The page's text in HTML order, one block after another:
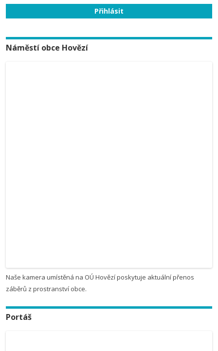
Náměstí obce Hovězí
Naše kamera umístěná na OÚ Hovězí poskytuje aktuální přenos
záběrů z prostranství obce.
Portáš